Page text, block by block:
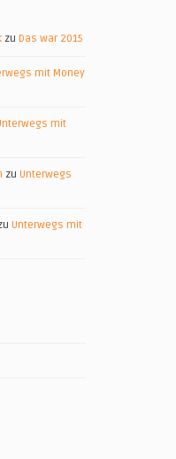
zu Das war 2015
mit Money
mit
zu Unterwegs
Unterwegs mit